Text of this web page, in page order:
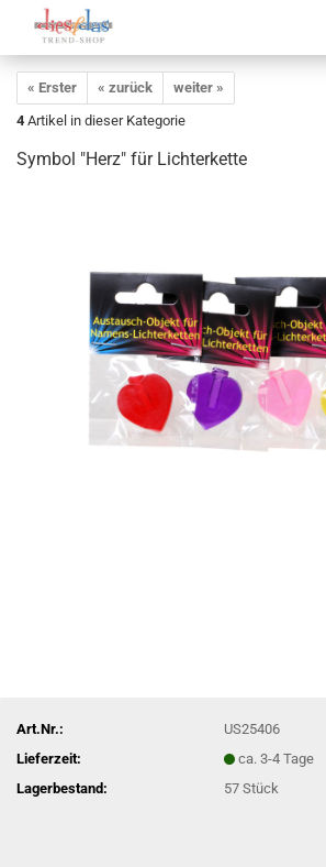
« Erster « zurück
weiter »
4 Artikel in dieser Kategorie
Symbol "Herz" für Lichterkette
Art.Nr.:
US25406
Lieferzeit:
ca. 3-4 Tage
Lagerbestand:
57Stück